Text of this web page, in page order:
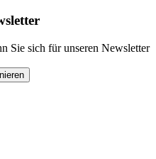
Sie sich für unseren Newsletter